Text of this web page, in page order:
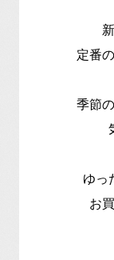
定番
季節
ゆっ
お